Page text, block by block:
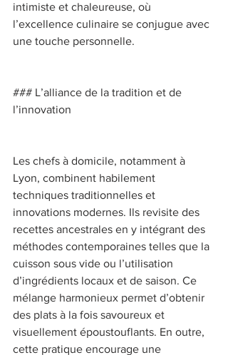
intimiste et chaleureuse, où
l’excellence culinaire se conjugue avec
une touche personnelle.
### L’alliance de la tradition et de
l’innovation
Les chefs à domicile, notamment à
Lyon, combinent habilement
techniques traditionnelles et
innovations modernes. Ils revisite des
recettes ancestrales en y intégrant des
méthodes contemporaines telles que la
cuisson sous vide ou l’utilisation
d’ingrédients locaux et de saison. Ce
mélange harmonieux permet d’obtenir
des plats à la fois savoureux et
visuellement époustouflants. En outre,
cette pratique encourage une